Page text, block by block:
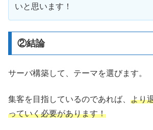
いと思います！
②結論
サーバ構築して、テーマを選びます。
集客を目指しているのであれば、 より
っていく必要があります！